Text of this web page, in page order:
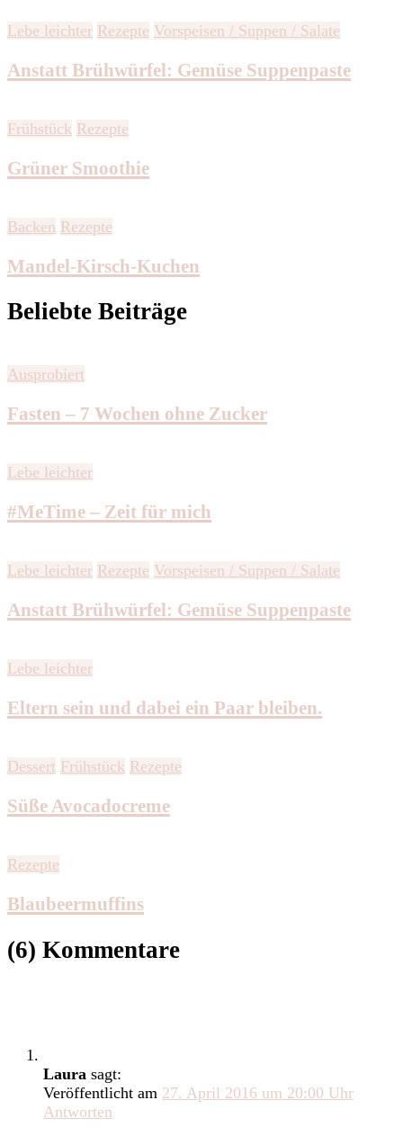
Lebe leichter Rezepte Vorspeisen / Suppen / Salate
Anstatt Brühwürfel: Gemüse Suppenpaste
Frühstück Rezepte
Grüner Smoothie
Backen Rezepte
Mandel-Kirsch-Kuchen
Beliebte Beiträge
Ausprobiert
Fasten – 7 Wochen ohne Zucker
Lebe leichter
#MeTime – Zeit für mich
Lebe leichter Rezepte Vorspeisen / Suppen / Salate
Anstatt Brühwürfel: Gemüse Suppenpaste
Lebe leichter
Eltern sein und dabei ein Paar bleiben.
Dessert Frühstück Rezepte
Süße Avocadocreme
Rezepte
Blaubeermuffins
(6) Kommentare
Laura sagt:
Veröffentlicht am 27. April 2016 um 20:00 Uhr
Antworten